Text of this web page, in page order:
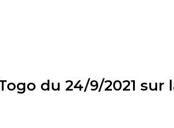
du 24/9/2021 sur